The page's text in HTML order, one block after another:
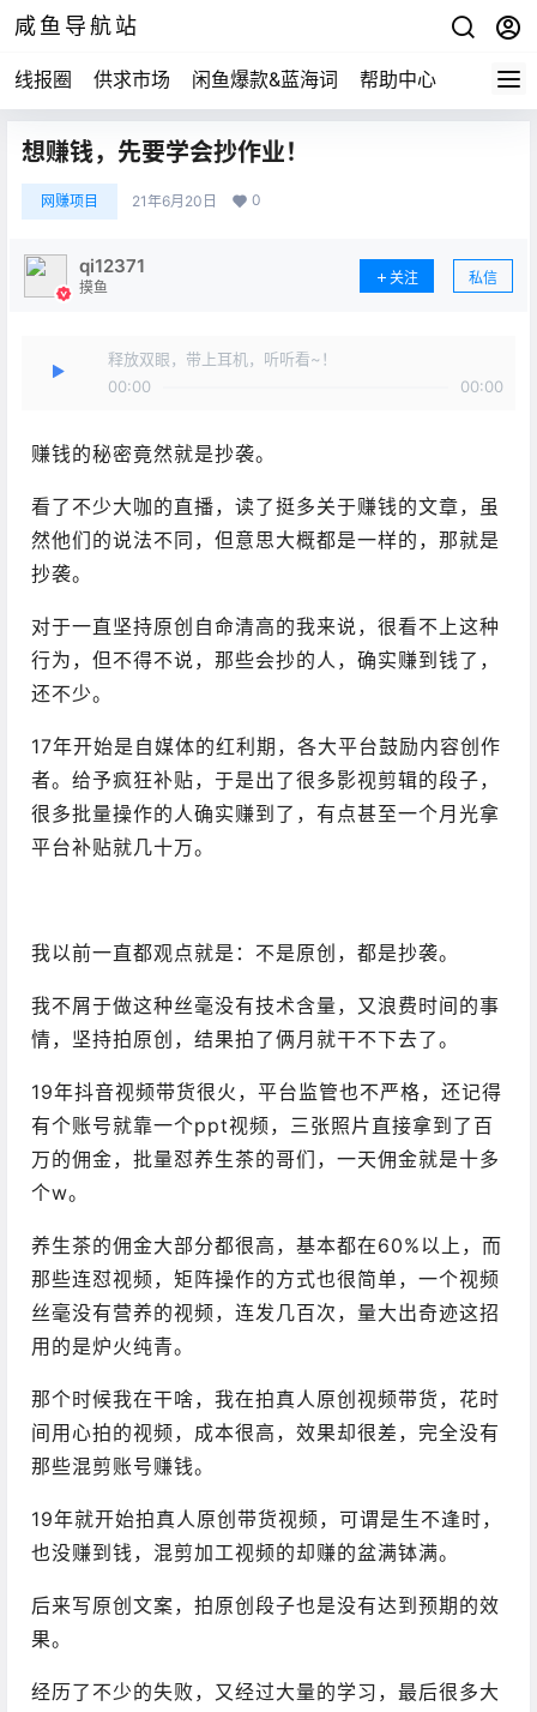
咸鱼导航站
线报圈 供求市场 闲鱼爆款&蓝海词 帮助中心
想赚钱，先要学会抄作业！
网赚项目 21年6月20日 0
qi12371
摸鱼
关注 私信
释放双眼，带上耳机，听听看~！
00:00
00:00
赚钱的秘密竟然就是抄袭。
看了不少大咖的直播，读了挺多关于赚钱的文章，虽
然他们的说法不同，但意思大概都是一样的，那就是
抄袭。
对于一直坚持原创自命清高的我来说，很看不上这种
行为，但不得不说，那些会抄的人，确实赚到钱了，
还不少。
17年开始是自媒体的红利期，各大平台鼓励内容创作
者。给予疯狂补贴，于是出了很多影视剪辑的段子，
很多批量操作的人确实赚到了，有点甚至一个月光拿
平台补贴就几十万。
我以前一直都观点就是：不是原创，都是抄袭。
我不屑于做这种丝毫没有技术含量，又浪费时间的事
情，坚持拍原创，结果拍了俩月就干不下去了。
19年抖音视频带货很火，平台监管也不严格，还记得
有个账号就靠一个ppt视频，三张照片直接拿到了百
万的佣金，批量怼养生茶的哥们，一天佣金就是十多
个w。
养生茶的佣金大部分都很高，基本都在60%以上，而
那些连怼视频，矩阵操作的方式也很简单，一个视频
丝毫没有营养的视频，连发几百次，量大出奇迹这招
用的是炉火纯青。
那个时候我在干啥，我在拍真人原创视频带货，花时
间用心拍的视频，成本很高，效果却很差，完全没有
那些混剪账号赚钱。
19年就开始拍真人原创带货视频，可谓是生不逢时，
也没赚到钱，混剪加工视频的却赚的盆满钵满。
后来写原创文案，拍原创段子也是没有达到预期的效
果。
经历了不少的失败，又经过大量的学习，最后很多大